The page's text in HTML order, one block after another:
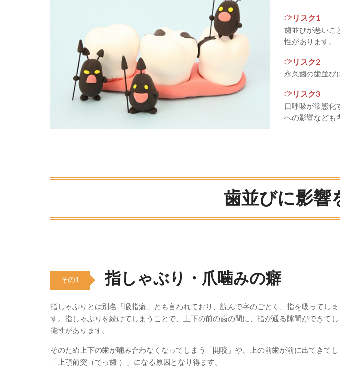
リスク1
歯並びが悪いこ
性があります。
リスク2
永久歯の歯並び
リスク3
口呼吸が常態化
への影響なども
歯並びに影響
その1 指しゃぶり・爪噛みの癖
指しゃぶりとは別名「吸指癖」とも言われており、読んで字のごとく、指を吸ってし
す。指しゃぶりを続けてしまうことで、上下の前の歯の間に、指が通る隙間ができてし
能性があります。
そのため上下の歯が噛み合わなくなってしまう「開咬」や、上の前歯が前に出てきてし
「上顎前突（でっ歯 ）」になる原因となり得ます。